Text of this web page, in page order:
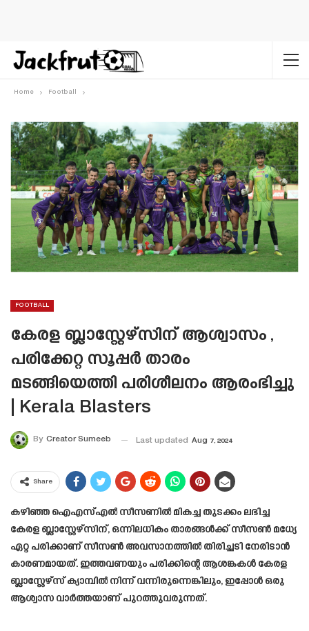
Home Football
FOOTBALL
കേരള ബ്ലാസ്റ്റേഴ്സിന് ആശ്വാസം ,
പരിക്കേറ്റ സൂപ്പർ താരം
മടങ്ങിയെത്തി പരിശീലനം ആരംഭിച്ചു
| Kerala Blasters
By Creator Sumeeb Last updated Aug 7, 2024
Share
കഴിഞ്ഞ ഐഎസ്എൽ സീസണിൽ മികച്ച തുടക്കം ലഭിച്ച
കേരള ബ്ലാസ്റ്റേഴ്സിന്, ഒന്നിലധികം താരങ്ങൾക്ക് സീസൺ മധ്യേ
ഏറ്റ പരിക്കാണ് സീസൺ അവസാനത്തിൽ തിരിച്ചടി നേരിടാൻ
കാരണമായത്. ഇത്തവണയും പരിക്കിന്റെ ആശങ്കകൾ കേരള
ബ്ലാസ്റ്റേഴ്സ് ക്യാമ്പിൽ നിന്ന് വന്നിരുന്നെങ്കിലും, ഇപ്പോൾ ഒരു
ആശ്വാസ വാർത്തയാണ് പുറത്തുവരുന്നത്.